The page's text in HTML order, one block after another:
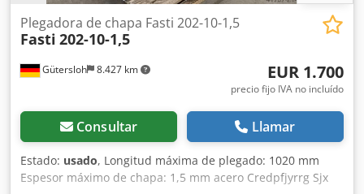
Gütersloh 8.427 km
Plegadora de chapa Fasti 202-10-1,5
Fasti 202-10-1,5
EUR 1.700
precio fijo IVA no incluído
Consultar Llamar
Estado: usado, Longitud máxima de plegado: 1020 mm
Espesor máximo de chapa: 1,5 mm acero Credpfjyrrg Sjx